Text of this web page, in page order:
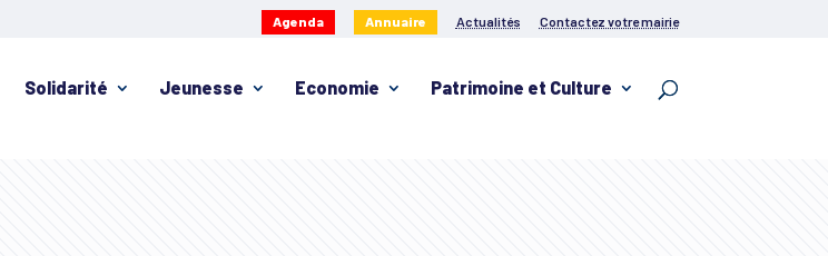
Agenda Annuaire Actualités Contactez votre mairie
Solidarité Jeunesse Economie Patrimoine et Culture